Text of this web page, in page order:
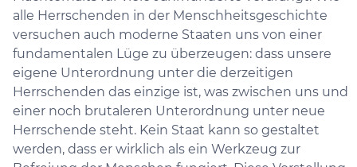
alle Herrschenden in der Menschheitsgeschichte
versuchen auch moderne Staaten uns von einer
fundamentalen Lüge zu überzeugen: dass unsere
eigene Unterordnung unter die derzeitigen
Herrschenden das einzige ist, was zwischen uns und
einer noch brutaleren Unterordnung unter neue
Herrschende steht. Kein Staat kann so gestaltet
werden, dass er wirklich als ein Werkzeug zur